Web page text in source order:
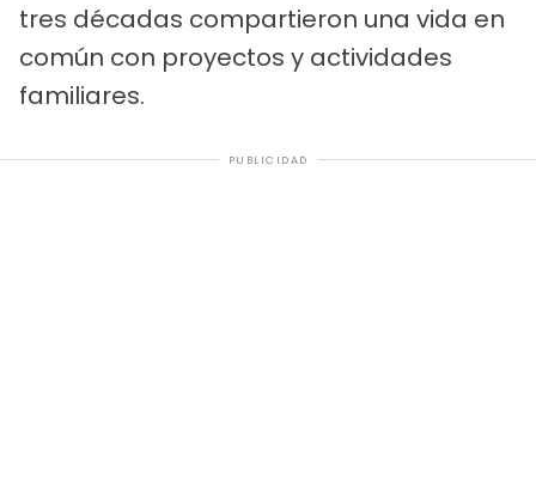
tres décadas compartieron una vida en
común con proyectos y actividades
familiares.
PUBLICIDAD